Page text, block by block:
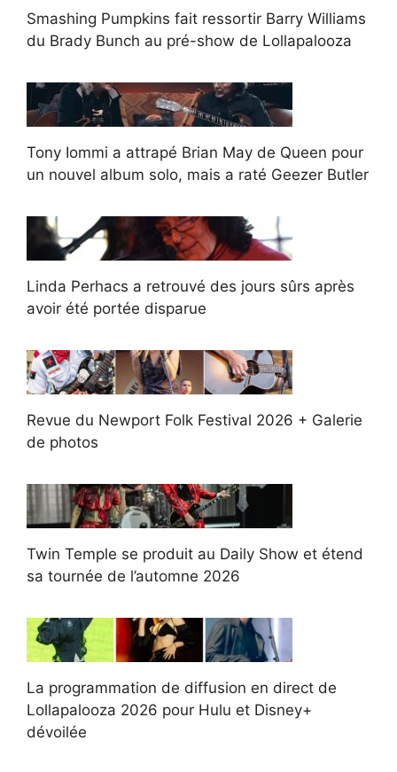
Smashing Pumpkins fait ressortir Barry Williams
du Brady Bunch au pré-show de Lollapalooza
Tony Iommi a attrapé Brian May de Queen pour
un nouvel album solo, mais a raté Geezer Butler
Linda Perhacs a retrouvé des jours sûrs après
avoir été portée disparue
Revue du Newport Folk Festival 2026 + Galerie
de photos
Twin Temple se produit au Daily Show et étend
sa tournée de l’automne 2026
La programmation de diffusion en direct de
Lollapalooza 2026 pour Hulu et Disney+
dévoilée